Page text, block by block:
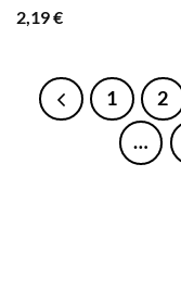
2,19€
1 2
…